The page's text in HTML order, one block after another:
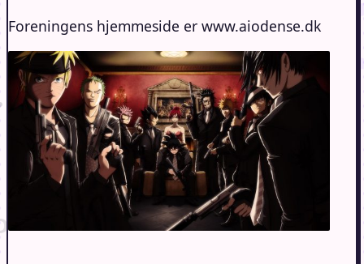
Foreningens hjemmeside er www.aiodense.dk